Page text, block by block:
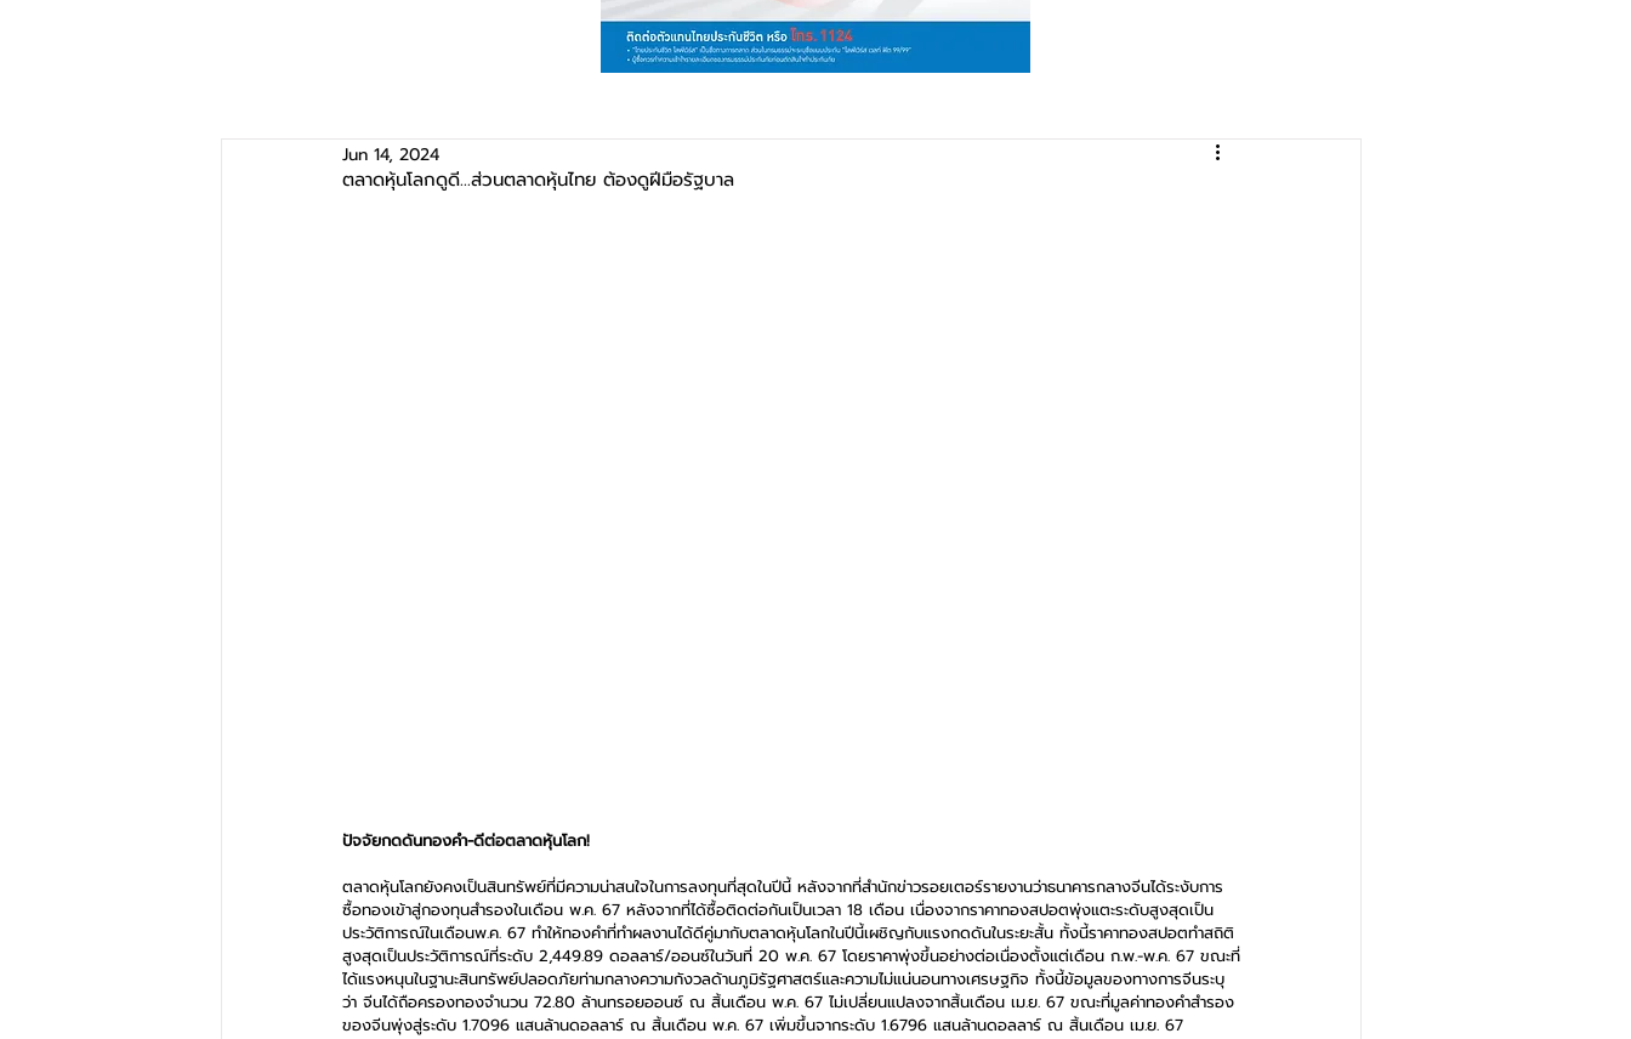
ตลาดหุ้นโลกดูดี...ส่วนตลาดหุ้นไทย ต้องดูฝีมือรัฐบาล
Jun 14, 2024
ปัจจัยกดดันทองคำ-ดีต่อตลาดหุ้นโลก!
ตลาดหุ้นโลกยังคงเป็นสินทรัพย์ที่มีความน่าสนใจในการลงทุนที่สุดในปีนี้ หลังจากที่สำนักข่าวรอยเตอร์รายงานว่าธนาคารกลางจีนได้ระงับการ
ซื้อทองเข้าสู่กองทุนสำรองในเดือน พ.ค. 67 หลังจากที่ได้ซื้อติดต่อกันเป็นเวลา 18 เดือน เนื่องจากราคาทองสปอตพุ่งแตะระดับสูงสุดเป็น
ประวัติการณ์ในเดือนพ.ค. 67 ทำให้ทองคำที่ทำผลงานได้ดีคู่มากับตลาดหุ้นโลกในปีนี้เผชิญกับแรงกดดันในระยะสั้น ทั้งนี้ราคาทองสปอตทำสถิติ
สูงสุดเป็นประวัติการณ์ที่ระดับ 2,449.89 ดอลลาร์/ออนซ์ในวันที่ 20 พ.ค. 67 โดยราคาพุ่งขึ้นอย่างต่อเนื่องตั้งแต่เดือน ก.พ.-พ.ค. 67 ขณะที่
ได้แรงหนุนในฐานะสินทรัพย์ปลอดภัยท่ามกลางความกังวลด้านภูมิรัฐศาสตร์และความไม่แน่นอนทางเศรษฐกิจ ทั้งนี้ข้อมูลของทางการจีนระบุ
ว่า จีนได้ถือครองทองจำนวน 72.80 ล้านทรอยออนซ์ ณ สิ้นเดือน พ.ค. 67 ไม่เปลี่ยนแปลงจากสิ้นเดือน เม.ย. 67 ขณะที่มูลค่าทองคำสำรอง
ของจีนพุ่งสู่ระดับ 1.7096 แสนล้านดอลลาร์ ณ สิ้นเดือน พ.ค. 67 เพิ่มขึ้นจากระดับ 1.6796 แสนล้านดอลลาร์ ณ สิ้นเดือน เม.ย. 67